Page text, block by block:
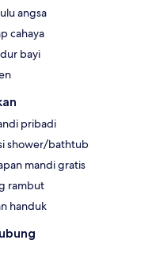
angsa
cahaya
bayi
pribadi
shower/bathtub
mandi gratis
rambut
handuk